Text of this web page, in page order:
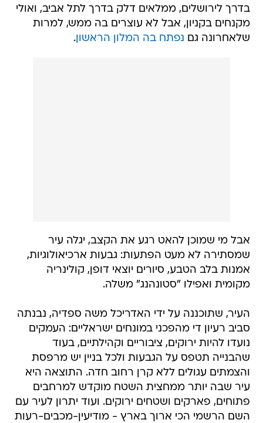
בדרך לירושלים, ממלאים דלק בדרך לתל אביב, ואולי
מקנחים בקניון, אבל לא עוצרים בה ממש, למרות
שלאחרונה גם נפתח בה המלון הראשון.
אבל מי שמוכן להאט רגע את הקצב, יגלה עיר
שמסתירה לא מעט הפתעות: גבעות ארכיאולוגיות,
אמנות בלב הטבע, סיורים יוצאי דופן, קולינריה
מקומית ואפילו "סטונהנג" משלה.
העיר, שתוכננה על ידי האדריכל משה ספדיה, נבנתה
סביב רעיון די מהפכני במונחים ישראליים: העמקים
נועדו להיות ירוקים, ציבוריים וקהילתיים, בעוד
שהבנייה תטפס על הגבעות ולכל בניין יש מרפסת
והצמתים עגולים ללא קרן רחוב חדה. התוצאה היא
עיר שבה יותר ממחצית השטח מוקדש למרחבים
פתוחים, פארקים ושטחים ירוקים. ועוד יתרון לעיר עם
השם הרשמי הכי ארוך בארץ - מודיעין-מכבים-רעות